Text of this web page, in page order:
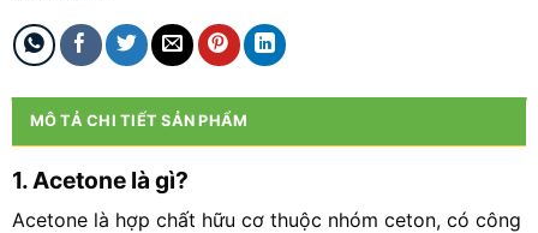
MÔ TẢ CHI TIẾT SẢN PHẨM
1. Acetone là gì?
Acetone là hợp chất hữu cơ thuộc nhóm ceton, có công